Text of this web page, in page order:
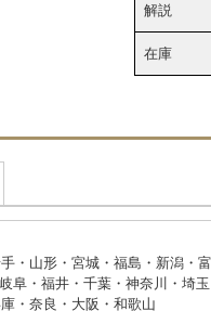
解説
在庫
・山形・宮城・福島・新潟・
・千葉・神奈川・埼玉・
・奈良・大阪・和歌山